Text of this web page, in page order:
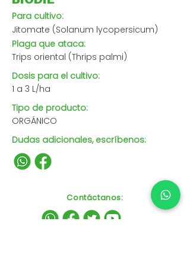
Para cultivo:
Jitomate (Solanum lycopersicum)
Plaga que ataca:
Trips oriental (Thrips palmi)
Dosis para el cultivo:
1 a 3 L/ha
Tipo de producto:
ORGÁNICO
Dudas adicionales, escríbenos:
Contáctanos: